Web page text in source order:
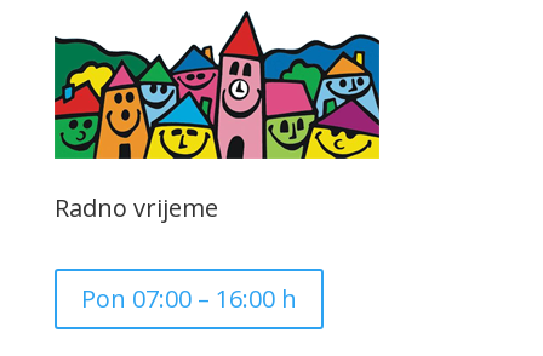
Radno vrijeme
Pon 07:00 – 16:00 h